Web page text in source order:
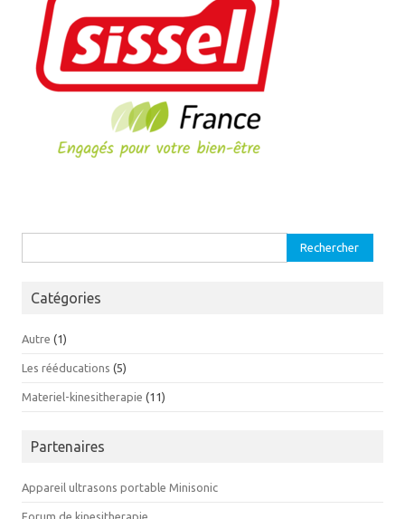
Catégories
Autre (1)
Les rééducations (5)
Materiel-kinesitherapie (11)
Partenaires
Appareil ultrasons portable Minisonic
Forum de kinesitherapie